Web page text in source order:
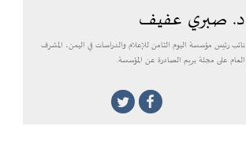
د. صبري عفيف
نائب رئيس مؤسسة اليوم الثامن للإعلام والدراسات في اليمن، المشرف
العام على مجلة بريم الصادرة عن المؤسسة.